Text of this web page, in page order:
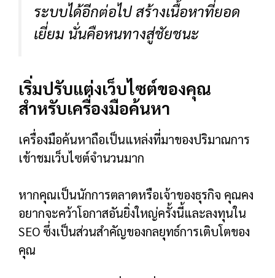
ระบบได้อีกต่อไป สร้างเนื้อหาที่ยอด
เยี่ยม นั่นคือหนทางสู่ชัยชนะ
เริ่มปรับแต่งเว็บไซต์ของคุณ
สำหรับเครื่องมือค้นหา
เครื่องมือค้นหาถือเป็นแหล่งที่มาของปริมาณการ
เข้าชมเว็บไซต์จำนวนมาก
หากคุณเป็นนักการตลาดหรือเจ้าของธุรกิจ คุณคง
อยากจะคว้าโอกาสอันยิ่งใหญ่ครั้งนี้และลงทุนใน
SEO ซึ่งเป็นส่วนสำคัญของกลยุทธ์การเติบโตของ
คุณ